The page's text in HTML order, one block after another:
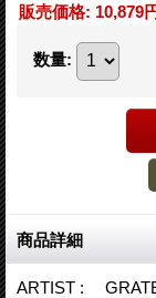
販売価格: 10,879
数量:
商品詳細
ARTIST :